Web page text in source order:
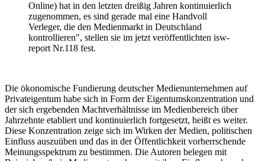
Online) hat in den letzten dreißig Jahren kontinuierlich
zugenommen, es sind gerade mal eine Handvoll
Verleger, die den Medienmarkt in Deutschland
kontrollieren", stellen sie im jetzt veröffentlichten isw-
report Nr.118 fest.
Die ökonomische Fundierung deutscher Medienunternehmen auf
Privateigentum habe sich in Form der Eigentumskonzentration und
der sich ergebenden Machtverhältnisse im Medienbereich über
Jahrzehnte etabliert und kontinuierlich fortgesetzt, heißt es weiter.
Diese Konzentration zeige sich im Wirken der Medien, politischen
Einfluss auszuüben und das in der Öffentlichkeit vorherrschende
Meinungsspektrum zu bestimmen. Die Autoren belegen mit